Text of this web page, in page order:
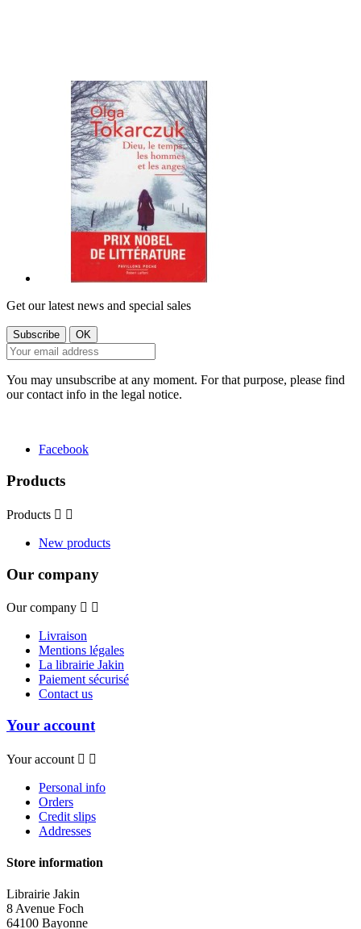
Get our latest news and special sales
You may unsubscribe at any moment. For that purpose, please find
our contact info in the legal notice.
Facebook
Products
Products  
New products
Our company
Our company  
Livraison
Mentions légales
La librairie Jakin
Paiement sécurisé
Contact us
Your account
Your account  
Personal info
Orders
Credit slips
Addresses
Store information
Librairie Jakin
8 Avenue Foch
64100 Bayonne